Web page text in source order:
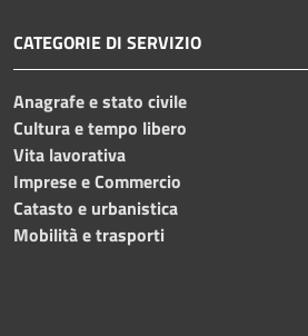
CATEGORIE DI SERVIZIO
Anagrafe e stato civile
Cultura e tempo libero
Vita lavorativa
Imprese e Commercio
Catasto e urbanistica
Mobilità e trasporti